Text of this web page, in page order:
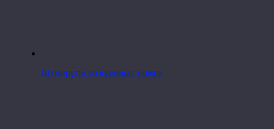
Шкмерули из куриных ножек